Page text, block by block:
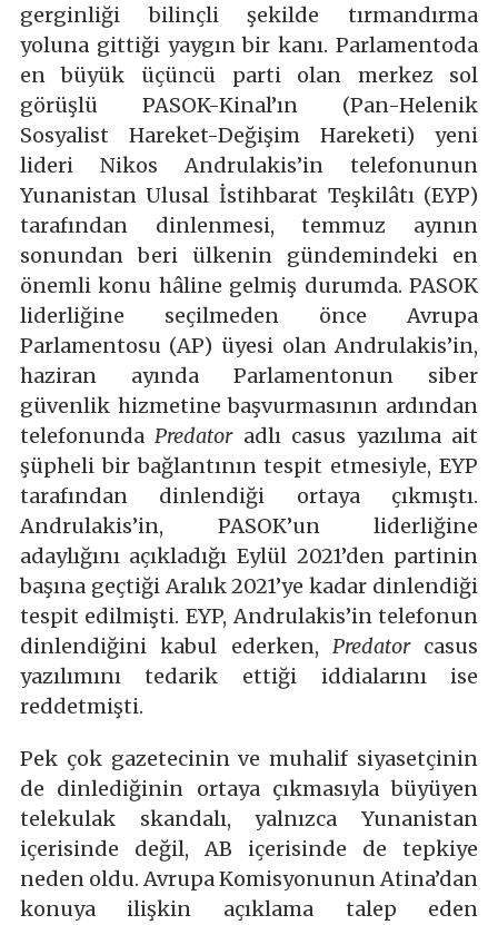
gerginliği bilinçli şekilde tırmandırma
yoluna gittiği yaygın bir kanı. Parlamentoda
en büyük üçüncü parti olan merkez sol
görüşlü PASOK-Kinal’ın (Pan-Helenik
Sosyalist Hareket-Değişim Hareketi) yeni
lideri Nikos Andrulakis’in telefonunun
Yunanistan Ulusal İstihbarat Teşkilâtı (EYP)
tarafından dinlenmesi, temmuz ayının
sonundan beri ülkenin gündemindeki en
önemli konu hâline gelmiş durumda. PASOK
liderliğine seçilmeden önce Avrupa
Parlamentosu (AP) üyesi olan Andrulakis’in,
haziran ayında Parlamentonun siber
güvenlik hizmetine başvurmasının ardından
telefonundaPredatoradlı casus yazılıma ait
şüpheli bir bağlantının tespit etmesiyle, EYP
tarafından dinlendiği ortaya çıkmıştı.
Andrulakis’in, PASOK’un liderliğine
adaylığını açıkladığı Eylül 2021’den partinin
başına geçtiği Aralık 2021’ye kadar dinlendiği
tespit edilmişti. EYP, Andrulakis’in telefonun
dinlendiğini kabul ederken, Predatorcasus
yazılımını tedarik ettiği iddialarını ise
reddetmişti.
Pek çok gazetecinin ve muhalif siyasetçinin
de dinlediğinin ortaya çıkmasıyla büyüyen
telekulak skandalı, yalnızca Yunanistan
içerisinde değil, AB içerisinde de tepkiye
neden oldu. Avrupa Komisyonunun Atina’dan
konuya ilişkin açıklama talep eden